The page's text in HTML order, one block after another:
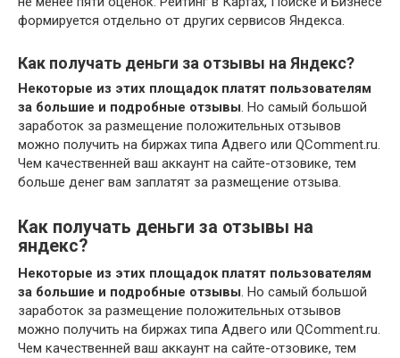
формируется отдельно от других сервисов Яндекса.
Как получать деньги за отзывы на Яндекс?
Некоторые из этих площадок платят пользователям
за большие и подробные отзывы. Но самый большой
заработок за размещение положительных отзывов
можно получить на биржах типа Адвего или QComment.ru.
Чем качественней ваш аккаунт на сайте-отзовике, тем
больше денег вам заплатят за размещение отзыва.
Как получать деньги за отзывы на
яндекс?
Некоторые из этих площадок платят пользователям
за большие и подробные отзывы. Но самый большой
заработок за размещение положительных отзывов
можно получить на биржах типа Адвего или QComment.ru.
Чем качественней ваш аккаунт на сайте-отзовике, тем